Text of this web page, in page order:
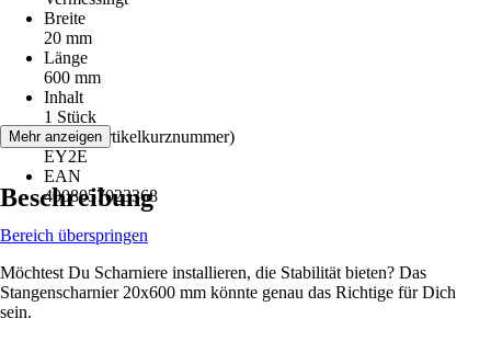
Breite
20 mm
Länge
600 mm
Inhalt
1 Stück
AKN (Artikelkurznummer)
EY2E
EAN
4008057023368
Mehr anzeigen
Beschreibung
Bereich überspringen
Möchtest Du Scharniere installieren, die Stabilität bieten? Das
Stangenscharnier 20x600 mm könnte genau das Richtige für Dich
sein.